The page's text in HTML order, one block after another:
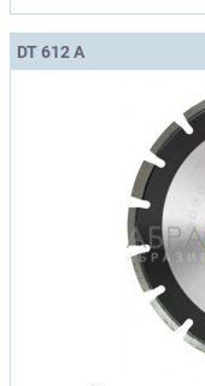
DT 612 A